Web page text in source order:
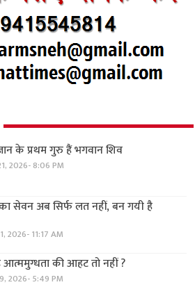
के प्रथम गुरु हैं भगवान शिव
2026- 8:06 PM
सेवन अब सिर्फ लत नहीं, बन गयी है
2026- 11:17 AM
की आहट तो नहीं ?
2026- 5:49 PM